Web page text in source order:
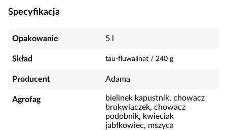
Specyfikacja
Opakowanie 5 l
Skład tau-fluwalinat / 240 g
Producent Adama
Agrofag
bielinek kapustnik, chowacz
brukwiaczek, chowacz
podobnik, kwieciak
jabłkowiec, mszyca